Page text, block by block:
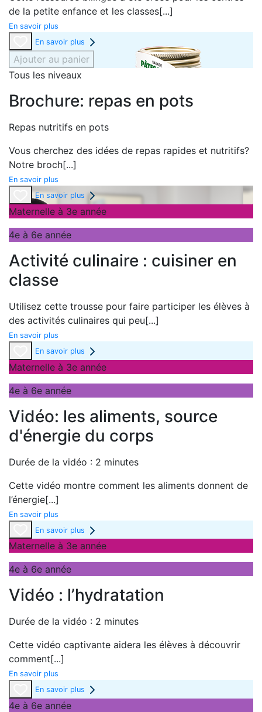
de la petite enfance et les classes[...]
En savoir plus
En savoir plus
Ajouter au panier
Tous les niveaux
Brochure: repas en pots
Repas nutritifs en pots
Vous cherchez des idées de repas rapides et nutritifs?
Notre broch[...]
En savoir plus
En savoir plus
Maternelle à 3e année
4e à 6e année
Activité culinaire : cuisiner en
classe
Utilisez cette trousse pour faire participer les élèves à
des activités culinaires qui peu[...]
En savoir plus
En savoir plus
Maternelle à 3e année
4e à 6e année
Vidéo: les aliments, source
d'énergie du corps
Durée de la vidéo : 2 minutes
Cette vidéo montre comment les aliments donnent de
l’énergie[...]
En savoir plus
En savoir plus
Maternelle à 3e année
4e à 6e année
Vidéo : l’hydratation
Durée de la vidéo : 2 minutes
Cette vidéo captivante aidera les élèves à découvrir
comment[...]
En savoir plus
En savoir plus
4e à 6e année